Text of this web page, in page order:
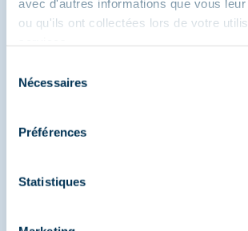
avec d'autres informations que vous
ou qu'ils ont collectées lors de votre
Nécessaires
Préférences
Statistiques